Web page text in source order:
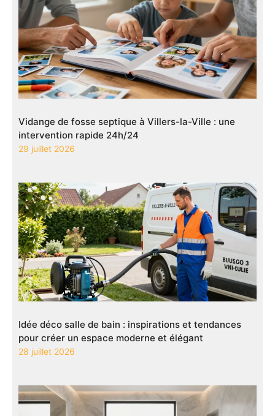
Vidange de fosse septique à Villers-la-Ville : une
intervention rapide 24h/24
29 juillet 2026
Idée déco salle de bain : inspirations et tendances
pour créer un espace moderne et élégant
28 juillet 2026